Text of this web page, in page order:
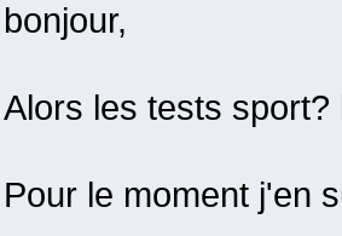
bonjour,
Alors les tests
Pour le moment j'en